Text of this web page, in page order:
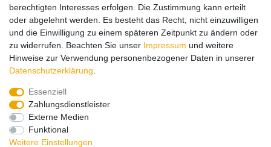
Impressum Daten­schutz­erklärung AGB
Barrierefreiheitserklärung
Vertrag widerrufen
Zahlungsarten:
berechtigten Interesses erfolgen. Die Zustimmung kann erteilt
oder abgelehnt werden. Es besteht das Recht, nicht einzuwilligen
und die Einwilligung zu einem späteren Zeitpunkt zu ändern oder
zu widerrufen. Beachten Sie unser Impressum und weitere
Hinweise zur Verwendung personenbezogener Daten in unserer
Daten­schutz­erklärung
Essenziell
Zahlungsdienstleister
Externe Medien
Funktional
Weitere Einstellungen